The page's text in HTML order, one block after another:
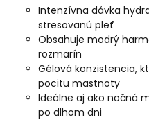
Intenzívna dávka
stresovanú pleť
Obsahuje modrý
rozmarín
Gélová konzistencia,
pocitu mastnoty
Ideálne aj ako nočná
po dlhom dni